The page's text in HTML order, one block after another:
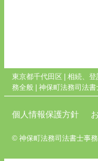
東京都千代田区 | 相続、
務全般 | 神保町法務司法書
個人情報保護方針
© 神保町法務司法書士事